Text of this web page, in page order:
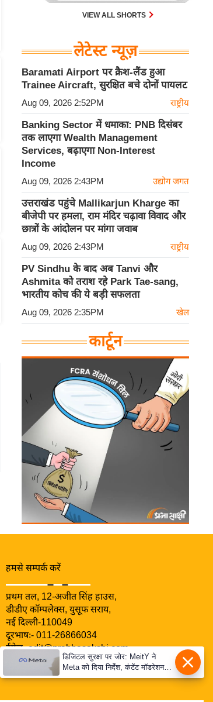
VIEW ALL SHORTS
लेटेस्ट न्यूज़
Baramati Airport पर क्रैश-लैंड हुआ
Trainee Aircraft, सुरक्षित बचे दोनों पायलट
Aug 09, 2026 2:52PM राष्ट्रीय
Banking Sector में धमाका: PNB दिसंबर
तक लाएगा Wealth Management
Services, बढ़ाएगा Non-Interest
Income
Aug 09, 2026 2:43PM उद्योग जगत
उत्तराखंड पहुंचे Mallikarjun Kharge का
बीजेपी पर हमला, राम मंदिर चढ़ावा विवाद और
छात्रों के आंदोलन पर मांगा जवाब
Aug 09, 2026 2:43PM राष्ट्रीय
PV Sindhu के बाद अब Tanvi और
Ashmita को तराश रहे Park Tae-sang,
भारतीय कोच की ये बड़ी सफलता
Aug 09, 2026 2:35PM खेल
कार्टून
हमसे सम्पर्क करें
प्रथम तल, 12-अजीत सिंह हाउस,
डीडीए कॉम्पलेक्स, युसूफ सराय,
नई दिल्ली-110049
दूरभाषः- 011-26866034
ईमेल-edit@prabhasakshi.com
Contact Editorडिजिटल सुरक्षा पर जोर: MeitY ने
Meta को दिया निर्देश, कंटेंट मॉडरेशन
मजबूत करे